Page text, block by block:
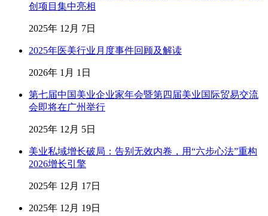
创项目集中亮相
2025年 12月 7日
2025年医美行业月度事件回顾及解读
2026年 1月 1日
第七届中国美业企业家年会暨第四届美业国际贸易交流
会即将在广州举行
2025年 12月 5日
美业私域增长破局：告别无效内卷，用“六步心法”重构
2026增长引擎
2025年 12月 17日
2025年 12月 19日